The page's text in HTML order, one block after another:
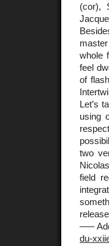
(cor),
whole
feel
of
Let’s
using
two
field
–––
du-